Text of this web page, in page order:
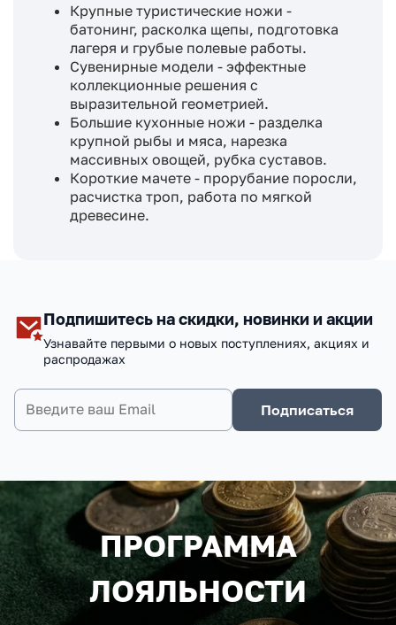
Крупные туристические ножи -
батонинг, расколка щепы, подготовка
лагеря и грубые полевые работы.
Сувенирные модели - эффектные
коллекционные решения с
выразительной геометрией.
Большие кухонные ножи - разделка
крупной рыбы и мяса, нарезка
массивных овощей, рубка суставов.
Короткие мачете - прорубание поросли,
расчистка троп, работа по мягкой
древесине.
Подпишитесь на скидки, новинки и акции
Узнавайте первыми о новых поступлениях, акциях и
распродажах
Подписаться
ПРОГРАММА
ЛОЯЛЬНОСТИ